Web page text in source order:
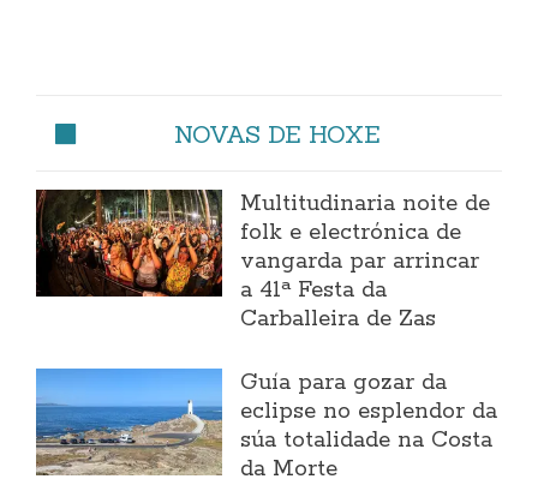
NOVAS DE HOXE
Multitudinaria noite de
folk e electrónica de
vangarda par arrincar
a 41ª Festa da
Carballeira de Zas
Guía para gozar da
eclipse no esplendor da
súa totalidade na Costa
da Morte